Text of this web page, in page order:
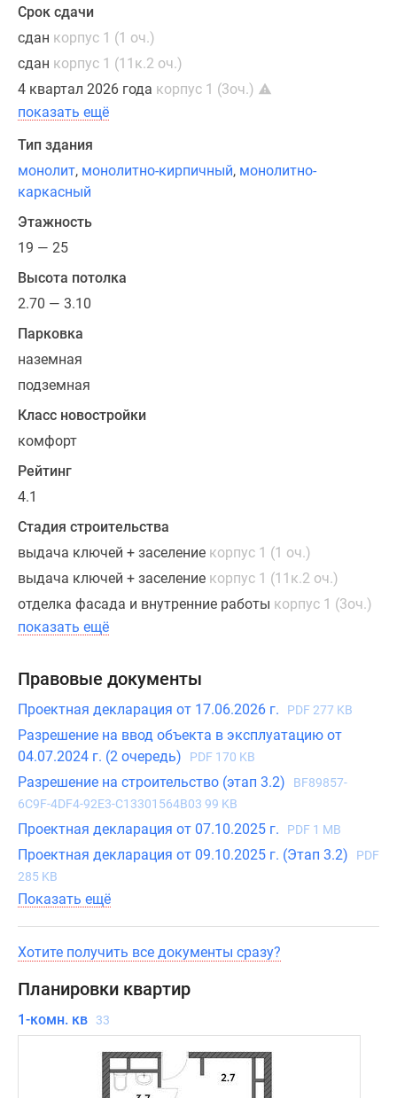
квартиры
площадью
до
142,
11
м.
Многие
планировки
в
имеют
просторные
кухни-
гардеробные
ниши,
спальни
большим
окном.
В
некоторых
окна
выходят
на
что
высокий
уровень
В
семейных
двух-
и
трехкомнатных
планировках
предусмотрены
раздельные
Приобрести
квартиру
в
новом
Срок сдачи
сдан корпус 1 (1 оч.)
сдан корпус 1 (11к.2 оч.)
4 квартал 2026 года корпус 1 (3оч.)
показать ещё
Тип здания
монолит, монолитно-кирпичный, монолитно-
каркасный
Этажность
19 — 25
Высота потолка
2.70 — 3.10
Парковка
наземная
подземная
Класс новостройки
комфорт
Рейтинг
4.1
Стадия строительства
выдача ключей + заселение корпус 1 (1 оч.)
выдача ключей + заселение корпус 1 (11к.2 оч.)
отделка фасада и внутренние работы корпус 1 (3оч.)
показать ещё
Правовые документы
Проектная декларация от 17.06.2026 г. PDF 277 KB
Разрешение на ввод объекта в эксплуатацию от
04.07.2024 г. (2 очередь)
PDF 170 KB
Разрешение на строительство (этап 3.2)
BF89857-
6C9F-4DF4-92E3-C13301564B03 99 KB
Проектная декларация от 07.10.2025 г. PDF 1 MB
Проектная декларация от 09.10.2025 г. (Этап 3.2)
PDF
285 KB
Показать ещё
Хотите получить все документы сразу?
Планировки квартир
1-комн. кв 33